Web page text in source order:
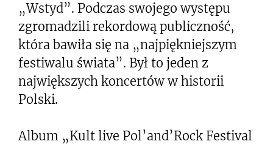
„Wstyd”. Podczas swojego występu
zgromadzili rekordową publiczność,
która bawiła się na „najpiękniejszym
festiwalu świata”. Był to jeden z
największych koncertów w historii
Polski.
Album „Kult live Pol’and’Rock Festival